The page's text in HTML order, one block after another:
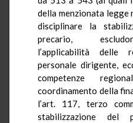
della menzionata legge
disciplinare la
precario,
l’applicabilità delle
personale dirigente,
competenze
coordinamento della
l’art. 117, terzo
stabilizzazione del